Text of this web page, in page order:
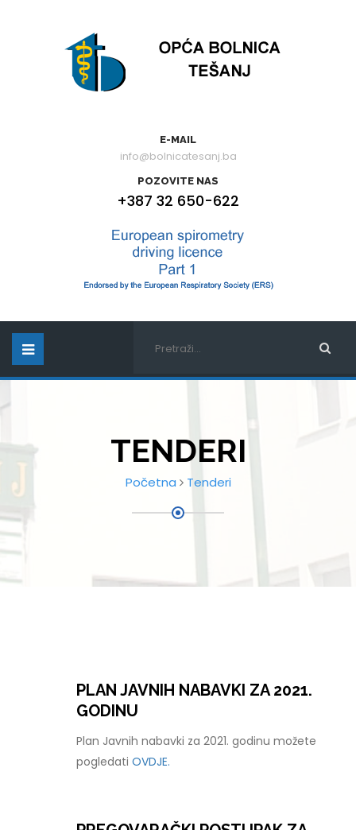
E-MAIL
info@bolnicatesanj.ba
POZOVITE NAS
+387 32 650-622
TENDERI
Početna Tenderi
PLAN JAVNIH NABAVKI ZA 2021.
GODINU
Plan Javnih nabavki za 2021. godinu možete
pogledatiOVDJE.